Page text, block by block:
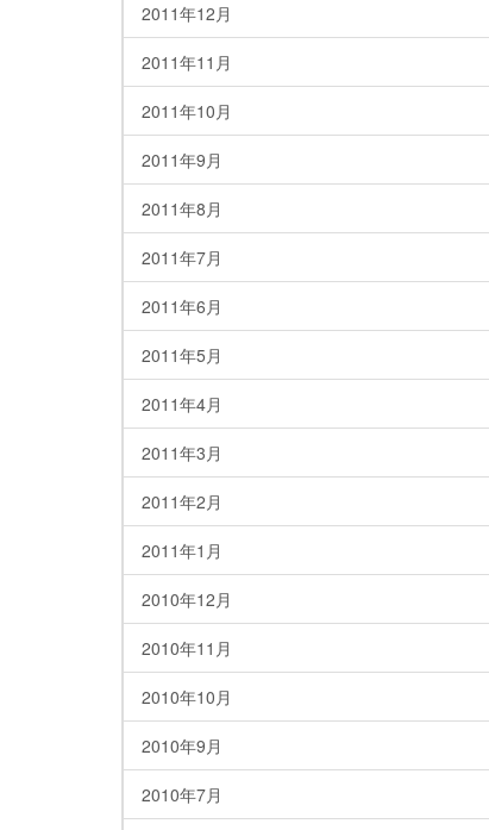
2011年12月
2011年11月
2011年10月
2011年9月
2011年8月
2011年7月
2011年6月
2011年5月
2011年4月
2011年3月
2011年2月
2011年1月
2010年12月
2010年11月
2010年10月
2010年9月
2010年7月